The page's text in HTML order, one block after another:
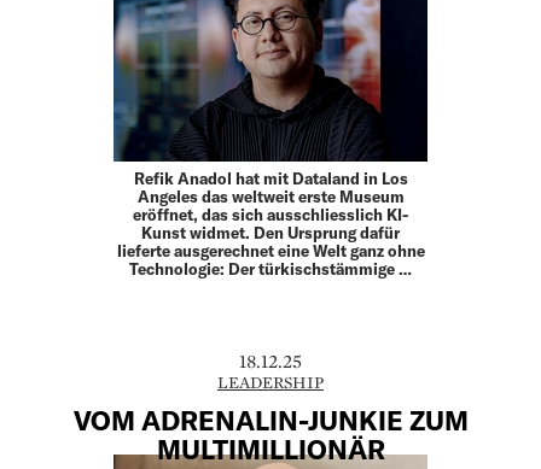
Refik Anadol hat mit Dataland in Los
Angeles das weltweit erste Museum
eröffnet, das sich ausschliesslich KI-
Kunst widmet. Den Ursprung dafür
lieferte ausgerechnet eine Welt ganz ohne
Technologie: Der türkischstämmige …
18.12.25
LEADERSHIP
VOM ADRENALIN-JUNKIE ZUM
MULTIMILLIONÄR